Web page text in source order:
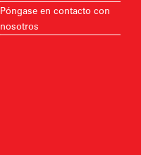
Póngase en contacto con
nosotros